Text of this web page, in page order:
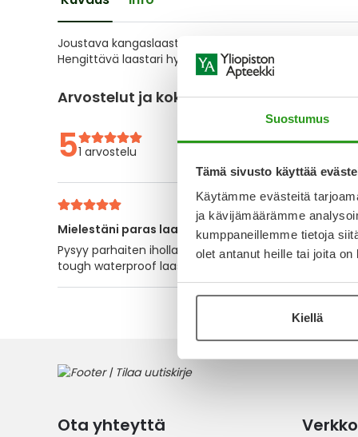
Suostumus
Tämä sivusto käyttää
Käytämme evästeitä
ja kävijämäärämme
kumppaneillemme tietoja
olet antanut heille tai joita
Kiellä
the
images
gallery
Joustava kangaslaastari. Salvequick Textile kiinnittyy
Hengittävä laastari hylkii likaa. CE-merkitty
Arvostelut ja kokemuksia
51 arvostelu
Mielestäni paras laastari
Pysyy parhaiten iholla ja joustaa, ei "hikoiluta"
tough waterproof laastareihin ja ne lähtivät irti heti
Ota yhteyttä